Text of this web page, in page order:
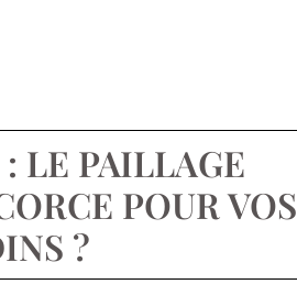
LE PAILLAGE
POUR VOS
?